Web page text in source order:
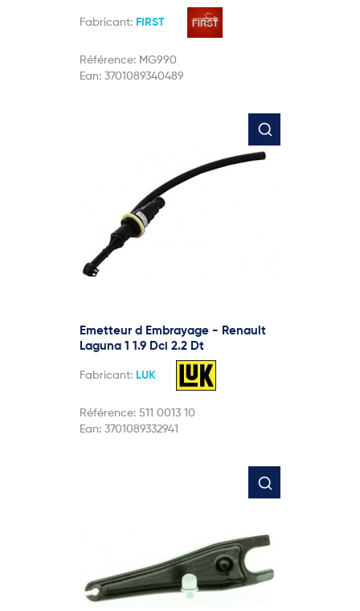
Fabricant: FIRST
Référence: MG990
Ean: 3701089340489
Emetteur d Embrayage - Renault
Laguna 1 1.9 Dci 2.2 Dt
Fabricant: LUK
Référence: 511 0013 10
Ean: 3701089332941